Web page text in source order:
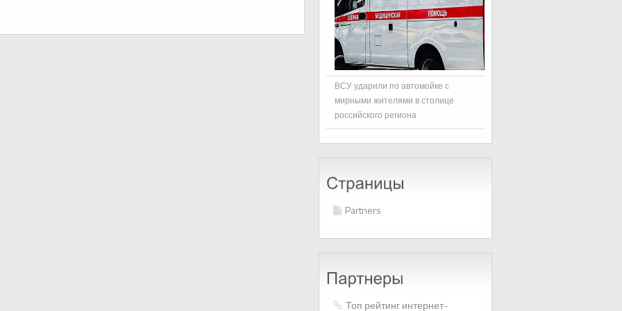
ВСУ ударили по автомойке с
мирными жителями в столице
российского региона
Partners
Топ рейтинг интернет-